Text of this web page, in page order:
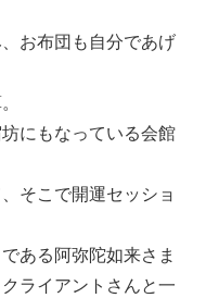
お布団も自分であげ
にもなっている会館
そこで開運セッショ
ある阿弥陀如来さま
ライアントさんと一